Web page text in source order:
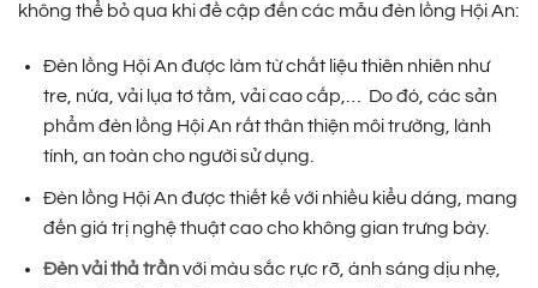
không thể bỏ qua khi đề cập đến các mẫu đèn lồng Hội An:
Đèn lồng Hội An được làm từ chất liệu thiên nhiên như
tre, nứa, vải lụa tơ tằm, vải cao cấp,… Do đó, các sản
phẩm đèn lồng Hội An rất thân thiện môi trường, lành
tính, an toàn cho người sử dụng.
Đèn lồng Hội An được thiết kế với nhiều kiểu dáng, mang
đến giá trị nghệ thuật cao cho không gian trưng bày.
Đèn vải thả trầnvới màu sắc rực rỡ, ánh sáng dịu nhẹ,